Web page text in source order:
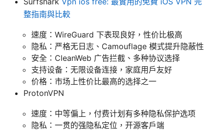
整指南與比較
速度：WireGuard 下表现良好，性价比极高
隐私：严格无日志、Camouflage 模式提升隐蔽性
安全：CleanWeb 广告拦截、多种协议选择
支持设备：无限设备连接，家庭用户友好
价格：市场上性价比最高的选择之一
ProtonVPN
速度：中等偏上，付费计划有多种隐私保护选项
隐私：一贯的强隐私定位，开源客户端